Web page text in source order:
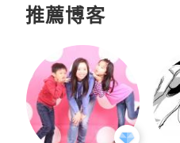
推薦博客